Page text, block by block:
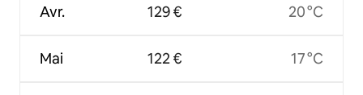
Avr.
Mai
129 €
122 €
20 °C
17 °C